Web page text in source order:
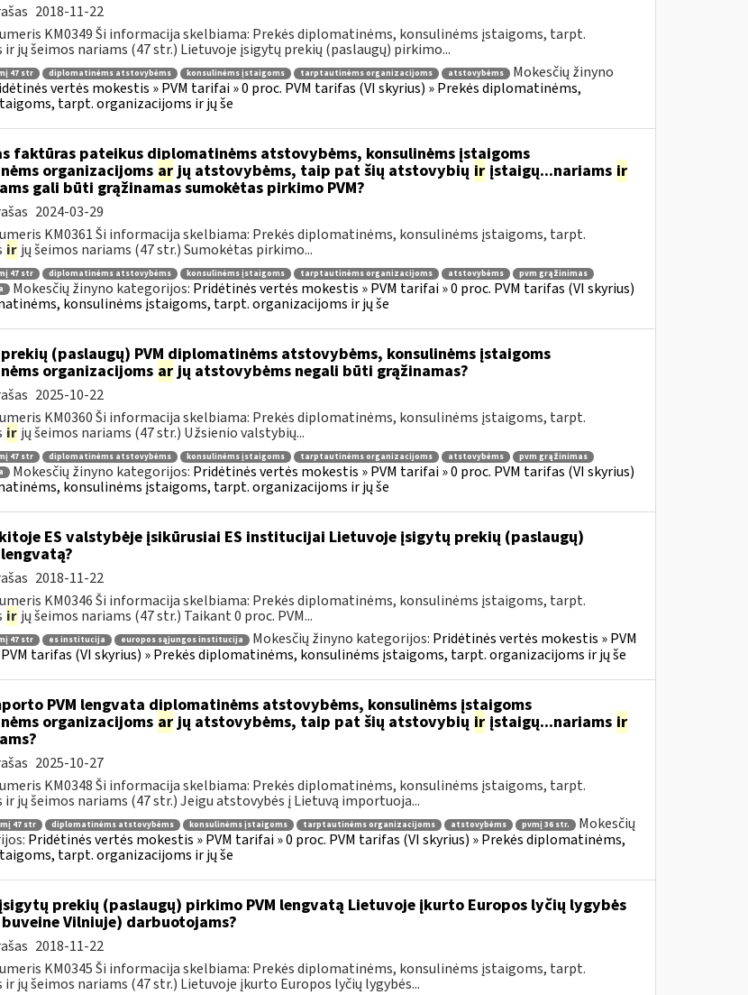
2018-11-22
KM0349 Ši informacija skelbiama: Prekės diplomatinėms, konsulinėms įstaigoms, tarpt.
jų šeimos nariams (47 str.) Lietuvoje įsigytų prekių (paslaugų) pirkimo...
47 str diplomatinėms atstovybėms konsulinėms įstaigoms tarptautinėms organizacijoms atstovybėms
Mokesčių žinyno
vertės mokestis » PVM tarifai » 0 proc. PVM tarifas (VI skyrius) » Prekės diplomatinėms,
tarpt. organizacijoms ir jų še
faktūras pateikus diplomatinėms atstovybėms, konsulinėms įstaigoms
organizacijoms arjų atstovybėms, taip pat šių atstovybių irįstaigų...nariams ir
gali būti grąžinamas sumokėtas pirkimo PVM?
2024-03-29
KM0361 Ši informacija skelbiama: Prekės diplomatinėms, konsulinėms įstaigoms, tarpt.
ir jų šeimos nariams (47 str.) Sumokėtas pirkimo...
47 str diplomatinėms atstovybėms konsulinėms įstaigoms tarptautinėms organizacijoms atstovybėms
pvm grąžinimas
Mokesčių žinyno kategorijos: Pridėtinės vertės mokestis » PVM tarifai » 0 proc. PVM tarifas (VI skyrius)
konsulinėms įstaigoms, tarpt. organizacijoms ir jų še
(paslaugų) PVM diplomatinėms atstovybėms, konsulinėms įstaigoms
organizacijoms arjų atstovybėms negali būti grąžinamas?
2025-10-22
KM0360 Ši informacija skelbiama: Prekės diplomatinėms, konsulinėms įstaigoms, tarpt.
ir jų šeimos nariams (47 str.) Užsienio valstybių...
47 str diplomatinėms atstovybėms konsulinėms įstaigoms tarptautinėms organizacijoms atstovybėms
pvm grąžinimas
Mokesčių žinyno kategorijos: Pridėtinės vertės mokestis » PVM tarifai » 0 proc. PVM tarifas (VI skyrius)
konsulinėms įstaigoms, tarpt. organizacijoms ir jų še
ES valstybėje įsikūrusiai ES institucijai Lietuvoje įsigytų prekių (paslaugų)
2018-11-22
KM0346 Ši informacija skelbiama: Prekės diplomatinėms, konsulinėms įstaigoms, tarpt.
ir jų šeimos nariams (47 str.) Taikant 0 proc. PVM...
47 str es institucija europos sąjungos institucija Mokesčių žinyno kategorijos: Pridėtinės vertės mokestis » PVM
tarifas (VI skyrius) » Prekės diplomatinėms, konsulinėms įstaigoms, tarpt. organizacijoms ir jų še
PVM lengvata diplomatinėms atstovybėms, konsulinėms įstaigoms
organizacijoms arjų atstovybėms, taip pat šių atstovybių irįstaigų...nariams ir
2025-10-27
KM0348 Ši informacija skelbiama: Prekės diplomatinėms, konsulinėms įstaigoms, tarpt.
jų šeimos nariams (47 str.) Jeigu atstovybės į Lietuvą importuoja...
47 str diplomatinėms atstovybėms konsulinėms įstaigoms tarptautinėms organizacijoms atstovybėms pvmį 36 str.
Mokesčių
Pridėtinės vertės mokestis » PVM tarifai » 0 proc. PVM tarifas (VI skyrius) » Prekės diplomatinėms,
tarpt. organizacijoms ir jų še
prekių (paslaugų) pirkimo PVM lengvatą Lietuvoje įkurto Europos lyčių lygybės
Vilniuje) darbuotojams?
2018-11-22
KM0345 Ši informacija skelbiama: Prekės diplomatinėms, konsulinėms įstaigoms, tarpt.
jų šeimos nariams (47 str.) Lietuvoje įkurto Europos lyčių lygybės...